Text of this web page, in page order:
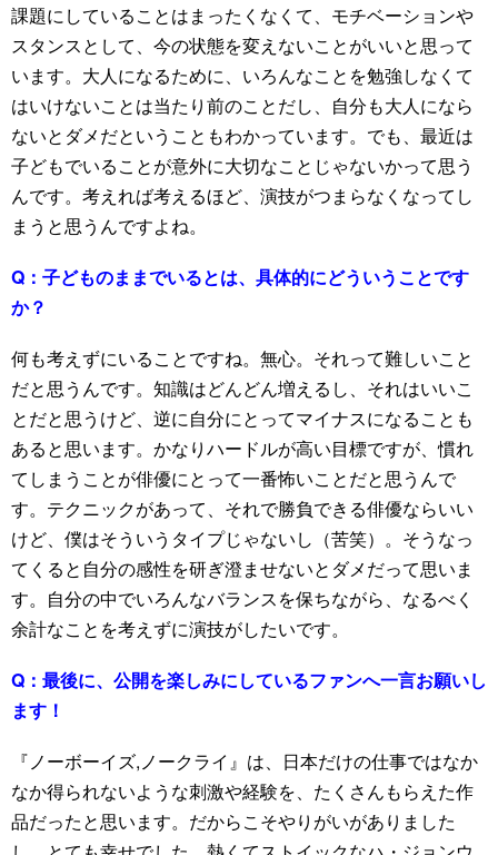
課題にしていることはまったくなくて、モチベーションや
スタンスとして、今の状態を変えないことがいいと思って
います。大人になるために、いろんなことを勉強しなくて
はいけないことは当たり前のことだし、自分も大人になら
ないとダメだということもわかっています。でも、最近は
子どもでいることが意外に大切なことじゃないかって思う
んです。考えれば考えるほど、演技がつまらなくなってし
まうと思うんですよね。
Q： 子どものままでいるとは、具体的にどういうことです
か？
何も考えずにいることですね。無心。それって難しいこと
だと思うんです。知識はどんどん増えるし、それはいいこ
とだと思うけど、逆に自分にとってマイナスになることも
あると思います。かなりハードルが高い目標ですが、慣れ
てしまうことが俳優にとって一番怖いことだと思うんで
す。テクニックがあって、それで勝負できる俳優ならいい
けど、僕はそういうタイプじゃないし（苦笑）。そうなっ
てくると自分の感性を研ぎ澄ませないとダメだって思いま
す。自分の中でいろんなバランスを保ちながら、なるべく
余計なことを考えずに演技がしたいです。
Q： 最後に、公開を楽しみにしているファンへ一言お願いし
ます！
『ノーボーイズ,ノークライ』は、日本だけの仕事ではなか
なか得られないような刺激や経験を、たくさんもらえた作
品だったと思います。だからこそやりがいがありました